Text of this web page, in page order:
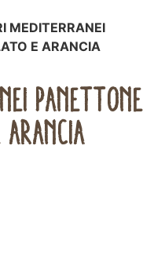
MEDITERRANEI
E ARANCIA
PANETTONE